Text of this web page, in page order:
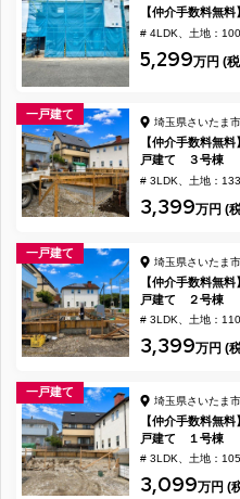
【仲介手数料無
# 4LDK 土地：
5,299万円 (
一戸建て
埼玉県さいたま
【仲介手数料無
戸建て ３号棟
# 3LDK 土地：
3,399万円 (
一戸建て
埼玉県さいたま
【仲介手数料無
戸建て ２号棟
# 3LDK 土地：
3,399万円 (
一戸建て
埼玉県さいたま
【仲介手数料無
戸建て １号棟
# 3LDK 土地：
3,099万円 (